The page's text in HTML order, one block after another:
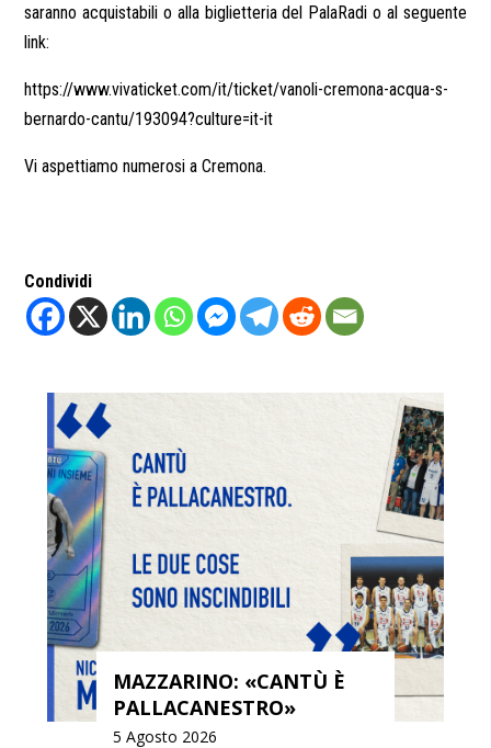
saranno acquistabili o alla biglietteria del PalaRadi o al seguente
link:
https://www.vivaticket.com/it/ticket/vanoli-cremona-acqua-s-
bernardo-cantu/193094?culture=it-it
Vi aspettiamo numerosi a Cremona.
Condividi
MAZZARINO: «CANTÙ È
PALLACANESTRO»
5 Agosto 2026